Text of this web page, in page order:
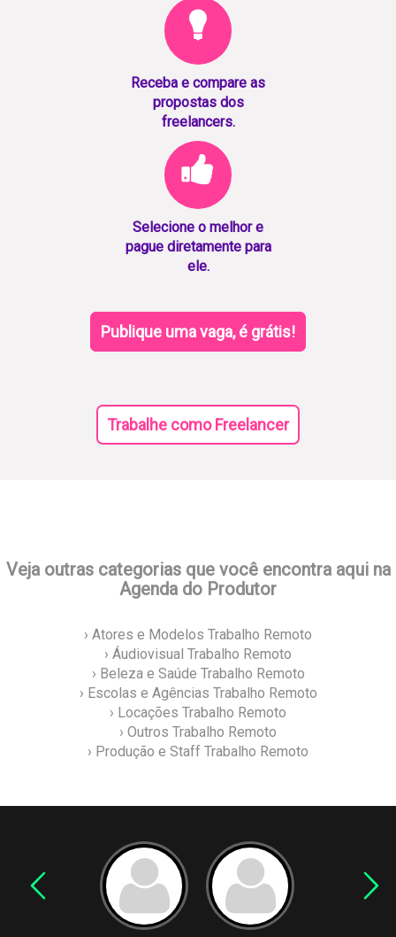
Receba e compare as
propostas dos
freelancers.
Selecione o melhor e
pague diretamente para
ele.
Publique uma vaga, é grátis!
Trabalhe como Freelancer
Veja outras categorias que você encontra aqui na
Agenda do Produtor
› Atores e Modelos Trabalho Remoto
› Áudiovisual Trabalho Remoto
› Beleza e Saúde Trabalho Remoto
› Escolas e Agências Trabalho Remoto
› Locações Trabalho Remoto
› Outros Trabalho Remoto
› Produção e Staff Trabalho Remoto